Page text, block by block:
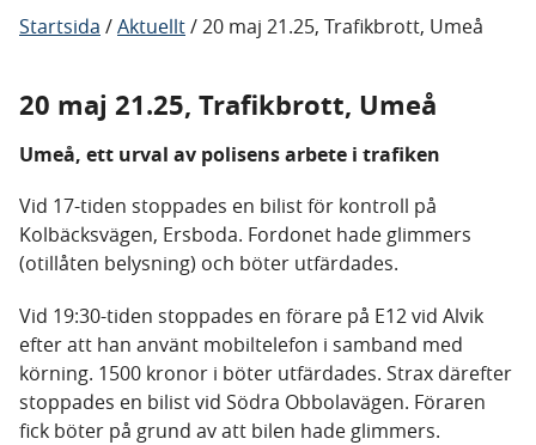
Startsida /Aktuellt/20 maj 21.25, Trafikbrott, Umeå
20 maj 21.25, Trafikbrott, Umeå
Umeå, ett urval av polisens arbete i trafiken
Vid 17-tiden stoppades en bilist för kontroll på
Kolbäcksvägen, Ersboda. Fordonet hade glimmers
(otillåten belysning) och böter utfärdades.
Vid 19:30-tiden stoppades en förare på E12 vid Alvik
efter att han använt mobiltelefon i samband med
körning. 1500 kronor i böter utfärdades. Strax därefter
stoppades en bilist vid Södra Obbolavägen. Föraren
fick böter på grund av att bilen hade glimmers.